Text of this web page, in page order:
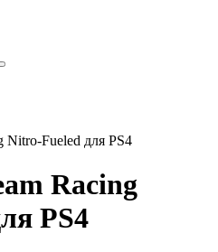
Nitro-Fueled для PS4
Racing
PS4